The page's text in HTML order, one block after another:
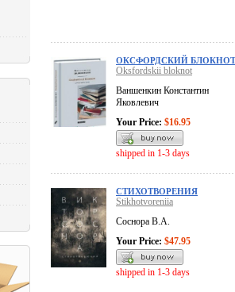
ОКСФОРДСКИЙ БЛОКНОТ
Oksfordskii bloknot
Ваншенкин Константин
Яковлевич
Your Price: $16.95
shipped in 1-3 days
СТИХОТВОРЕНИЯ
Stikhotvoreniia
Соснора В.А.
Your Price: $47.95
shipped in 1-3 days